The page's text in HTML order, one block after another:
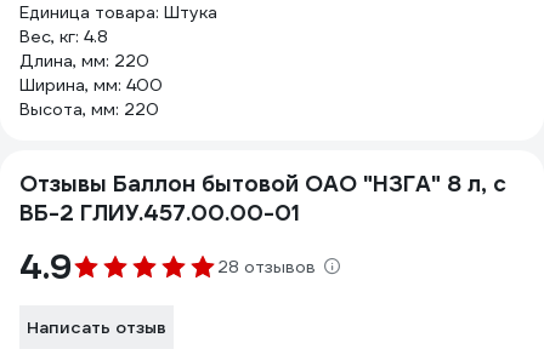
Единица товара: Штука
Вес, кг: 4.8
Длина, мм: 220
Ширина, мм: 400
Высота, мм: 220
Отзывы Баллон бытовой ОАО "НЗГА" 8 л, с
ВБ-2 ГЛИУ.457.00.00-01
4.9 28 отзывов
Написать отзыв